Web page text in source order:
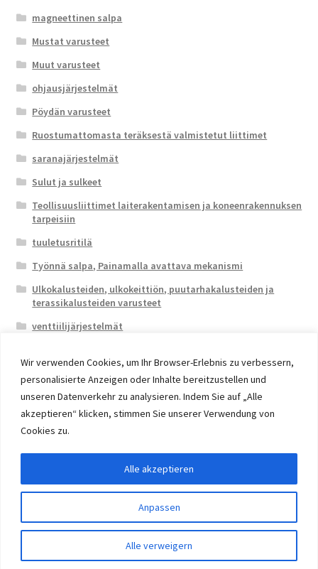
Wir verwenden Cookies, um Ihr Browser-Erlebnis zu verbessern,
personalisierte Anzeigen oder Inhalte bereitzustellen und
unseren Datenverkehr zu analysieren. Indem Sie auf „Alle
akzeptieren“ klicken, stimmen Sie unserer Verwendung von
Cookies zu.
Anpassen
Alle verweigern
Alle akzeptieren
magneettinen salpa
Mustat varusteet
Muut varusteet
ohjausjärjestelmät
Pöydän varusteet
Ruostumattomasta teräksestä valmistetut liittimet
saranajärjestelmät
Sulut ja sulkeet
Teollisuusliittimet laiterakentamisen ja koneenrakennuksen
tarpeisiin
tuuletusritilä
Työnnä salpa, Painamalla avattava mekanismi
Ulkokalusteiden, ulkokeittiön, puutarhakalusteiden ja
terassikalusteiden varusteet
venttiilijärjestelmät
© 2026 Eruon Trade UG, Germany, member of the ERUON
Etsi:
Haku